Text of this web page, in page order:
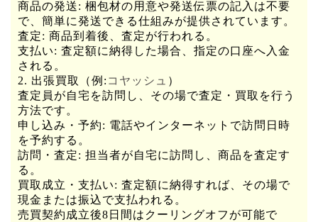
商品の発送: 梱包材の用意や発送伝票の記入は不要
で、簡単に発送できる仕組みが提供されています。
査定: 商品到着後、査定が行われる。
支払い: 査定額に納得した場合、指定の口座へ入金
される。
2. 出張買取（例: コヤッシュ ）
査定員が自宅を訪問し、その場で査定・買取を行う
方法です。
申し込み・予約: 電話やインターネットで訪問日時
を予約する。
訪問・査定: 担当者が自宅に訪問し、商品を査定す
る。
買取成立・支払い: 査定額に納得すれば、その場で
現金または振込で支払われる。
売買契約成立後8日間はクーリングオフが可能で